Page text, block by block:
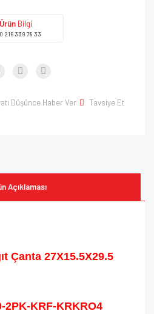
Ürün Bilgi
0 216 339 78 33
Düşünce Haber Ver Tavsiye Et
Açıklaması
Çanta 27X15.5X29.5
2PK-KRF-KRKRO4